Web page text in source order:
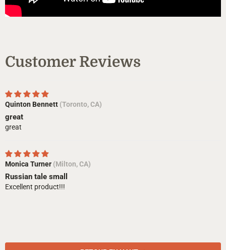
Customer Reviews
Quinton Bennett (Toronto, CA)
great
great
Monica Turner (Milton, CA)
Russian tale small
Excellent product!!!